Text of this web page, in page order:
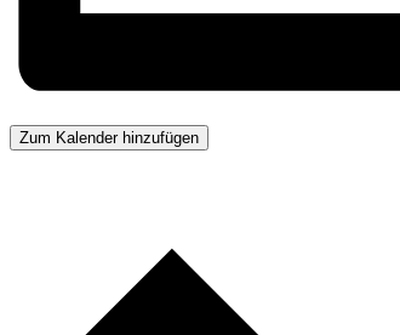
Zum Kalender hinzufügen